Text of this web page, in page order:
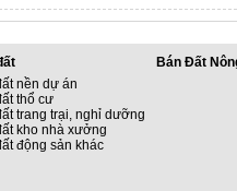
nền dự án
thổ cư
trang trại, nghỉ dưỡng
kho nhà xưởng
động sản khác
Bán Đất